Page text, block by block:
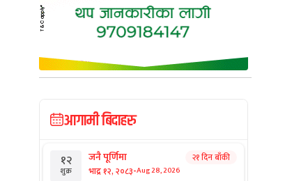
आगामी बिदाहरु
१२
शुक्र
जनै पूर्णिमा
भाद्र १२, २०८३-Aug 28, 2026
२१ दिन बाँकी